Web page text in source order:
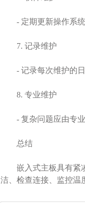
- 定期更新操作系统
7. 记录维护
- 记录每次维护的日
8. 专业维护
- 复杂问题应由专业
总结
嵌入式主板具有紧凑
洁、检查连接、监控温